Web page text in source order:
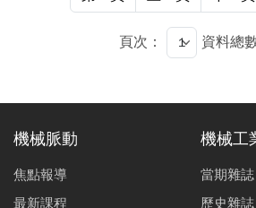
頁次： 資料總
機械脈動
焦點報導
最新課程
機械工
當期雜誌
歷史雜誌